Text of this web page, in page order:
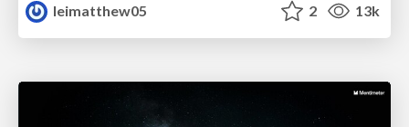
leimatthew05
2 13k